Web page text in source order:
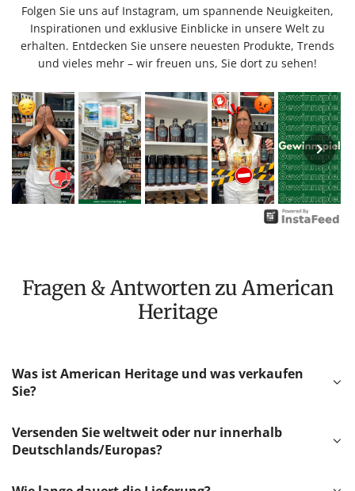
Folgen Sie uns auf Instagram, um spannende Neuigkeiten,
Inspirationen und exklusive Einblicke in unsere Welt zu
erhalten. Entdecken Sie unsere neuesten Produkte, Trends
und vieles mehr – wir freuen uns, Sie dort zu sehen!
Fragen & Antworten zu American
Heritage
Was ist American Heritage und was verkaufen
Sie?
Versenden Sie weltweit oder nur innerhalb
Deutschlands/Europas?